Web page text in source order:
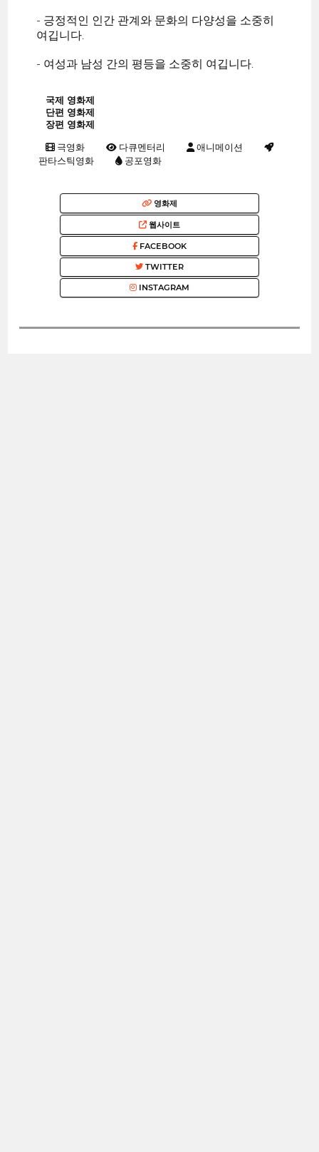
- 긍정적인 인간 관계와 문화의 다양성을 소중히
여깁니다.
- 여성과 남성 간의 평등을 소중히 여깁니다.
국제 영화제
단편 영화제
장편 영화제
극영화 다큐멘터리
애니메이션
판타스틱영화
공포영화
영화제
웹사이트
FACEBOOK
TWITTER
INSTAGRAM